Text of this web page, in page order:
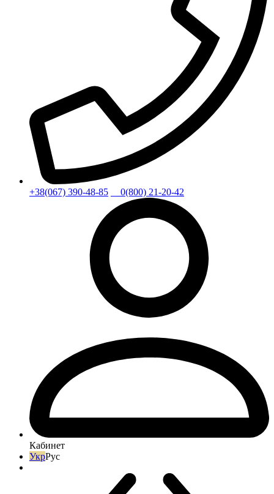
+38(067) 390-48-85 0(800) 21-20-42
Кабинет
УкрРус